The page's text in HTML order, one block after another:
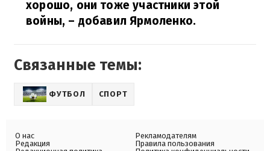
хорошо, они тоже участники этой
войны, – добавил Ярмоленко.
Связанные темы:
ФУТБОЛ СПОРТ
О нас
Редакция
Рекламодателям
Правила пользования